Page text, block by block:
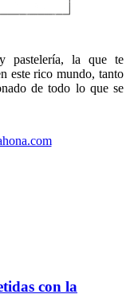
pastelería, la que te
este rico mundo, tanto
de todo lo que se
con la